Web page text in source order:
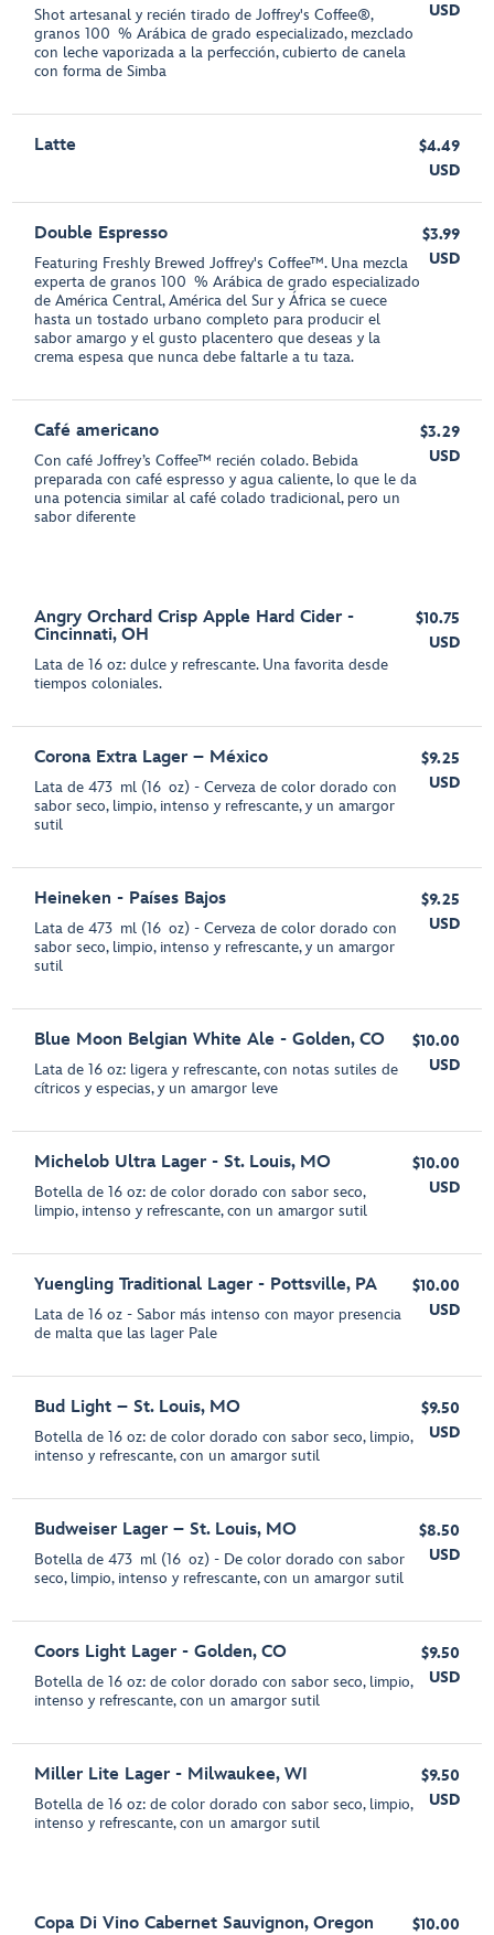
Shot artesanal y recién tirado de Joffrey's Coffee®,
granos 100 % Arábica de grado especializado, mezclado
con leche vaporizada a la perfección, cubierto de canela
con forma de Simba
USD
Latte
$4.49
USD
Double Espresso
Featuring Freshly Brewed Joffrey's Coffee™. Una mezcla
experta de granos 100 % Arábica de grado especializado
de América Central, América del Sur y África se cuece
hasta un tostado urbano completo para producir el
sabor amargo y el gusto placentero que deseas y la
crema espesa que nunca debe faltarle a tu taza.
$3.99
USD
Café americano
Con café Joffrey’s Coffee™ recién colado. Bebida
preparada con café espresso y agua caliente, lo que le da
una potencia similar al café colado tradicional, pero un
sabor diferente
$3.29
USD
Angry Orchard Crisp Apple Hard Cider -
Cincinnati, OH
Lata de 16 oz: dulce y refrescante. Una favorita desde
tiempos coloniales.
$10.75
USD
Corona Extra Lager – México
Lata de 473 ml (16 oz) - Cerveza de color dorado con
sabor seco, limpio, intenso y refrescante, y un amargor
sutil
$9.25
USD
Heineken - Países Bajos
Lata de 473 ml (16 oz) - Cerveza de color dorado con
sabor seco, limpio, intenso y refrescante, y un amargor
sutil
$9.25
USD
Blue Moon Belgian White Ale - Golden, CO
Lata de 16 oz: ligera y refrescante, con notas sutiles de
cítricos y especias, y un amargor leve
$10.00
USD
Michelob Ultra Lager - St. Louis, MO
Botella de 16 oz: de color dorado con sabor seco,
limpio, intenso y refrescante, con un amargor sutil
$10.00
USD
Yuengling Traditional Lager - Pottsville, PA
Lata de 16 oz - Sabor más intenso con mayor presencia
de malta que las lager Pale
$10.00
USD
Bud Light – St. Louis, MO
Botella de 16 oz: de color dorado con sabor seco, limpio,
intenso y refrescante, con un amargor sutil
$9.50
USD
Budweiser Lager – St. Louis, MO
Botella de 473 ml (16 oz) - De color dorado con sabor
seco, limpio, intenso y refrescante, con un amargor sutil
$8.50
USD
Coors Light Lager - Golden, CO
Botella de 16 oz: de color dorado con sabor seco, limpio,
intenso y refrescante, con un amargor sutil
$9.50
USD
Miller Lite Lager - Milwaukee, WI
Botella de 16 oz: de color dorado con sabor seco, limpio,
intenso y refrescante, con un amargor sutil
$9.50
USD
Copa Di Vino Cabernet Sauvignon, Oregon $10.00